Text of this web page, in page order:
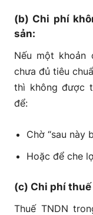
(b) Chi phí
sản:
Nếu một
chưa đủ tiêu
thì không được
để:
Chờ “sau này
Hoặc để che
(c) Chi phí thuế
Thuế TNDN